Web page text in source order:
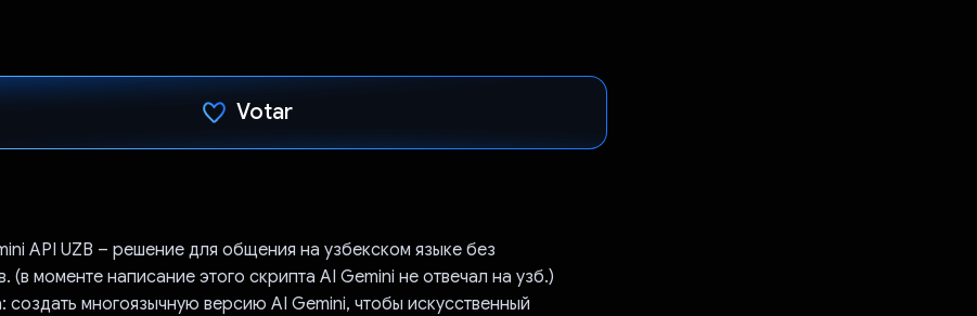
Votar
API UZB – решение для общения на узбекском языке без
(в моменте написание этого скрипта AI Gemini не отвечал на узб.)
создать многоязычную версию AI Gemini, чтобы искусственный